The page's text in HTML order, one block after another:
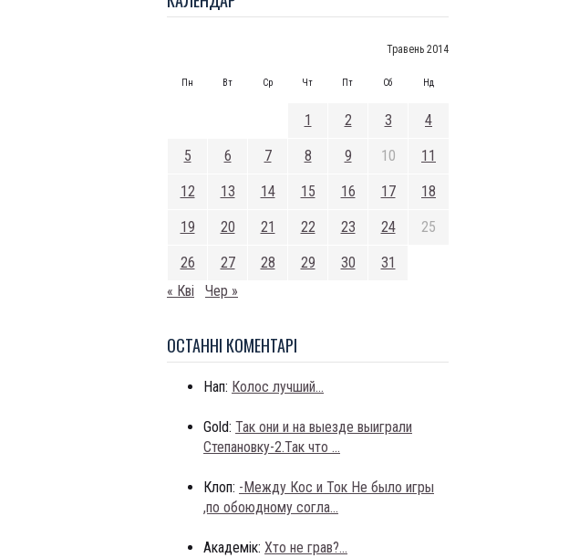
Травень 2014
Пн Вт Ср Чт Пт Сб Нд
1 2 3 4
5 6 7 8 9 10 11
12 13 14 15 16 17 18
19 20 21 22 23 24 25
26 27 28 29 30
31
« Кві
Чер »
ОСТАННI КОМЕНТАРI
Нап: Колос лучший...
Gold: Так они и на выезде выиграли
Степановку-2.Так что ...
Клоп: -Между Кос и Ток Не было игры
,по обоюдному согла...
Академік: Хто не грав?...